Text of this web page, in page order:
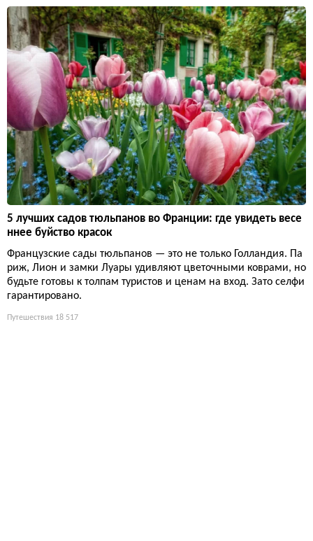
5 лучших садов тюльпанов во Франции: где увидеть весе
ннее буйство красок
Французские сады тюльпанов — это не только Голландия. Па
риж, Лион и замки Луары удивляют цветочными коврами, но
будьте готовы к толпам туристов и ценам на вход. Зато селфи
гарантировано.
Путешествия 18 517